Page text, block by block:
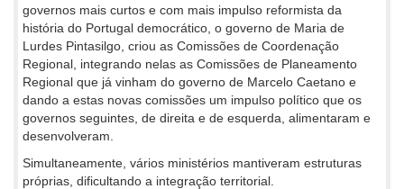
governos mais curtos e com mais impulso reformista da
história do Portugal democrático, o governo de Maria de
Lurdes Pintasilgo, criou as Comissões de Coordenação
Regional, integrando nelas as Comissões de Planeamento
Regional que já vinham do governo de Marcelo Caetano e
dando a estas novas comissões um impulso político que os
governos seguintes, de direita e de esquerda, alimentaram e
desenvolveram.
Simultaneamente, vários ministérios mantiveram estruturas
próprias, dificultando a integração territorial.